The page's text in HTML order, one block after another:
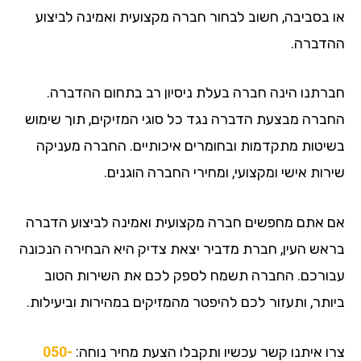
או בסביבה, חשוב לבחור חברה מקצועית ואמינה לביצוע
ההדברה.
חברתנו הינה חברה בעלת ניסיון רב בתחום ההדברה.
החברה מבצעת הדברה נגד כל סוגי המזיקים, תוך שימוש
בשיטות מתקדמות ובחומרים איכותיים. החברה מעניקה
שירות אישי ומקצועי, ומחירי החברה הוגנים.
אם אתם מחפשים חברה מקצועית ואמינה לביצוע הדברה
בראש העין, חברת מדביר יצאת צדיק היא הבחירה הנכונה
עבורכם. החברה תשמח לספק לכם את השירות הטוב
ביותר, ותעזור לכם להיפטר מהמזיקים במהירות וביעילות.
צרו איתנו קשר עכשיו ותקבלו הצעת מחיר נוחה: 050-